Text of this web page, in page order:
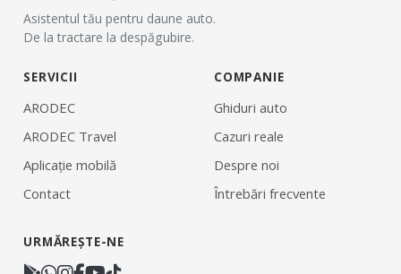
Asistentul tău pentru daune auto.
De la tractare la despăgubire.
SERVICII
ARODEC
ARODEC Travel
Aplicație mobilă
Contact
COMPANIE
Ghiduri auto
Cazuri reale
Despre noi
Întrebări frecvente
URMĂREȘTE-NE